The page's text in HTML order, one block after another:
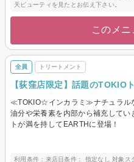
天ビューティを見たとお伝え下さい。
このメ
全員 トリートメント
【荻窪店限定】話題のTOKIO
≪TOKIO☆インカラミ≫ナチュラル
油分や栄養素を内部から補充して
トが満を持してEARTHに登場！
利用条件：来店日条件： 指定なし 対象